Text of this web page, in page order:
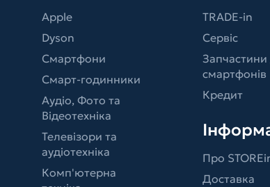
Apple
Dyson
Смартфони
Смарт-годинники
Аудіо, Фото та
Відеотехніка
Телевізори та
аудіотехніка
Комп'ютерна
TRADE-in
Сервіс
Запчастини
смартфонів
Кредит
Про
Доставка